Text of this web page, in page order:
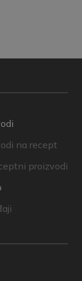
na recept
proizvodi